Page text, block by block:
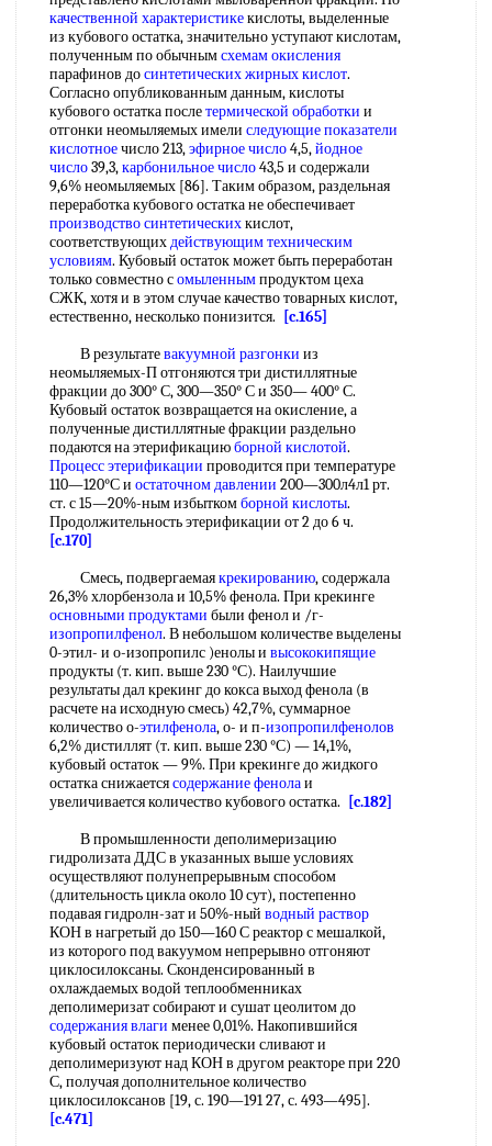
качественной характеристикекислоты, выделенные
из кубового остатка, значительно уступают кислотам,
полученным по обычнымсхемам окисления
парафинов досинтетических жирных кислот.
Согласно опубликованным данным, кислоты
кубового остатка послетермической обработки и
отгонки неомыляемых имели следующиепоказатели
кислотноечисло 213,эфирное число4,5,йодное
число39,3,карбонильное число43,5 и содержали
9,6% неомыляемых [86]. Таким образом, раздельная
переработка кубового остатка не обеспечивает
производство синтетическихкислот,
соответствующихдействующим техническим
условиям. Кубовый остаток может быть переработан
только совместно сомыленнымпродуктом цеха
СЖК, хотя и в этом случае качество товарных кислот,
естественно, несколько понизится.
[c.165]
В результатевакуумной разгонки из
неомыляемых-П отгоняются три дистиллятные
фракции до 300° С, 300—350° С и 350— 400° С.
Кубовый остаток возвращается на окисление, а
полученные дистиллятные фракции раздельно
подаются на этерификациюборной кислотой.
Процесс этерификации проводится при температуре
110—120°С и остаточном давлении 200—300л4л1 рт.
ст. с 15—20%-ным избыткомборной кислоты.
Продолжительность этерификации от 2 до 6 ч.
[c.170]
Смесь, подвергаемаякрекированию, содержала
26,3% хлорбензола и 10,5% фенола. При крекинге
основными продуктами были фенол и /г-
изопропилфенол. В небольшом количестве выделены
0-этил- и о-изопропилс )енолы и высококипящие
продукты (т. кип. выше 230 °С). Наилучшие
результаты дал крекинг до кокса выход фенола (в
расчете на исходную смесь) 42,7%, суммарное
количество о-этилфенола, о- и п-изопропилфенолов
6,2% дистиллят (т. кип. выше 230 °С) — 14,1%,
кубовый остаток — 9%. При крекинге до жидкого
остатка снижаетсясодержание фенолаи
увеличивается количество кубового остатка.
[c.182]
В промышленности деполимеризацию
гидролизата ДДС в указанных выше условиях
осуществляют полунепрерывным способом
(длительность цикла около 10 сут), постепенно
подавая гидролн-зат и 50%-ный водный раствор
КОН в нагретый до 150—160 С реактор с мешалкой,
из которого под вакуумом непрерывно отгоняют
циклосилоксаны. Сконденсированный в
охлаждаемых водой теплообменниках
деполимеризат собирают и сушат цеолитом до
содержания влаги менее 0,01%. Накопившийся
кубовый остаток периодически сливают и
деполимеризуют над КОН в другом реакторе при 220
С, получая дополнительное количество
циклосилоксанов [19, с. 190—191 27, с. 493—495].
[c.471]